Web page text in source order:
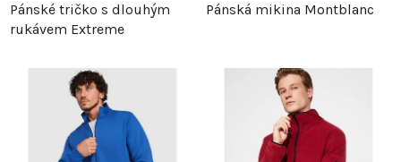
Pánské tričko s dlouhým
rukávem Extreme
Pánská mikina Montblanc